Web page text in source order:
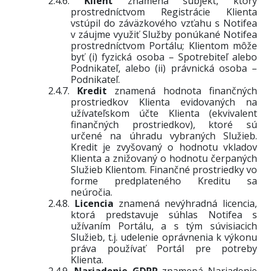
prostredníctvom Registrácie Klienta
vstúpil do záväzkového vzťahu s Notifea
v záujme využiť Služby ponúkané Notifea
prostredníctvom Portálu; Klientom môže
byť (i) fyzická osoba – Spotrebiteľ alebo
Podnikateľ, alebo (ii) právnická osoba –
Podnikateľ.
2.4.7. Kredit znamená hodnotafinančných
prostriedkov Klienta evidovaných na
užívateľskom účte Klienta (ekvivalent
finančných prostriedkov), ktoré sú
určené na úhradu vybraných Služieb.
Kredit je zvyšovaný o hodnotu vkladov
Klienta a znižovaný o hodnotu čerpaných
Služieb Klientom. Finančné prostriedky vo
forme predplateného Kreditu sa
neúročia.
2.4.8. Licencia znamená nevýhradná licencia,
ktorá predstavuje súhlas Notifea s
užívaním Portálu, a s tým súvisiacich
Služieb, t.j. udelenie oprávnenia k výkonu
práva používať Portál
pre potreby
Klienta.